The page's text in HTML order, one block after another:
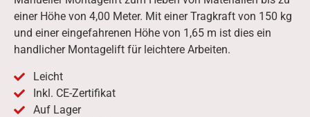
einer Höhe von 4,00 Meter. Mit einer Tragkraft von 150 kg
und einer eingefahrenen Höhe von 1,65 m ist dies ein
handlicher Montagelift für leichtere Arbeiten.
Leicht
Inkl. CE-Zertifikat
Auf Lager